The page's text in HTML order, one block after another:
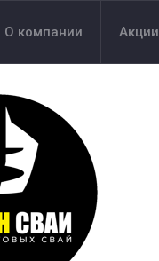
О компании Акции